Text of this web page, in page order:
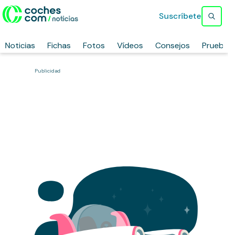
Noticias Fichas Fotos Vídeos Consejos
Suscríbete
Publicidad